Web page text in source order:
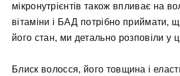
мікронутрієнтів також впливає на
вітаміни і БАД потрібно приймати,
його стан, ми детально розповіли у
Блиск волосся, його товщина і